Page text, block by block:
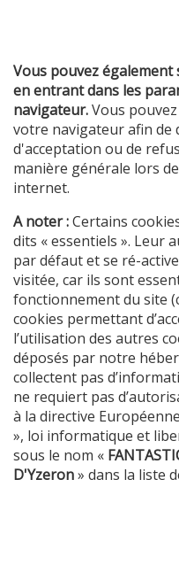
Vous pouvez
en entrant dans les
navigateur.Vous
votre navigateur afin de
d'acceptation ou de
manière générale lors
internet.
A noter :Certains
dits « essentiels ». Leur
par défaut et se ré-
visitée, car ils sont
fonctionnement du site
cookies permettant
l’utilisation des autres
déposés par notre
collectent pas
ne requiert pas
à la directive
», loi informatique et
sous le nom «
D'Yzeron» dans la liste